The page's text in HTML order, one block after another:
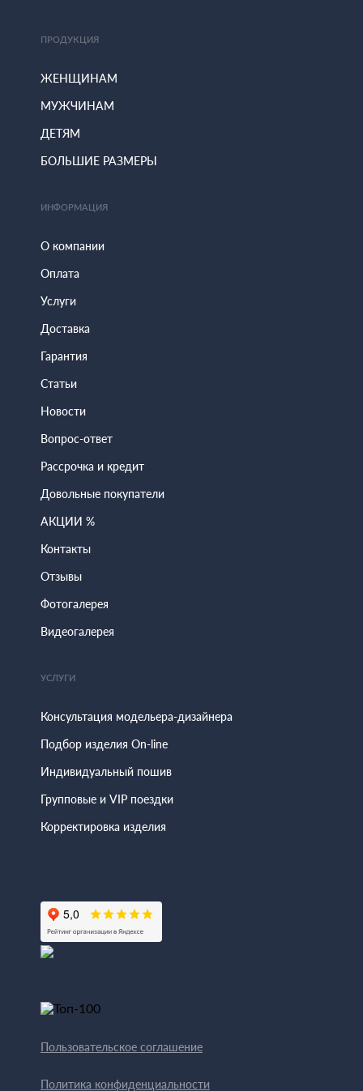
ПРОДУКЦИЯ
ЖЕНЩИНАМ
МУЖЧИНАМ
ДЕТЯМ
БОЛЬШИЕ РАЗМЕРЫ
ИНФОРМАЦИЯ
О компании
Оплата
Услуги
Доставка
Гарантия
Статьи
Новости
Вопрос-ответ
Рассрочка и кредит
Довольные покупатели
АКЦИИ %
Контакты
Отзывы
Фотогалерея
Видеогалерея
УСЛУГИ
Консультация модельера-дизайнера
Подбор изделия On-line
Индивидуальный пошив
Групповые и VIP поездки
Корректировка изделия
Пользовательское соглашение
Политика конфиденциальности